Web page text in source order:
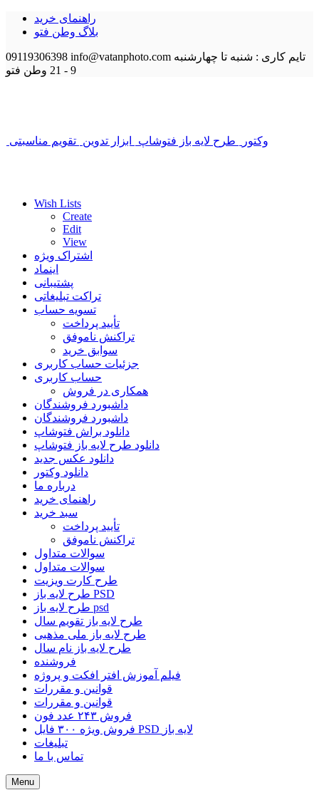
راهنمای خرید
بلاگ وطن فتو
09119306398 info@vatanphoto.com تایم کاری : شنبه تا چهارشنبه
9 - 21
وطن فتو
وکتور طرح لایه باز فتوشاپ ابزار تدوین تقویم مناسبتی
Wish Lists
Create
Edit
View
اشتراک ویژه
اینماد
پشتیبانی
تراکت تبلیغاتی
تسویه حساب
تأیید پرداخت
تراکنش ناموفق
سوابق خرید
جزئیات حساب کاربری
حساب کاربری
همکاری در فروش
داشبورد فروشندگان
داشبورد فروشندگان
دانلود براش فتوشاپ
دانلود طرح لایه باز فتوشاپ
دانلود عکس جدید
دانلود وکتور
درباره ما
راهنمای خرید
سبد خرید
تأیید پرداخت
تراکنش ناموفق
سوالات متداول
سوالات متداول
طرح کارت ویزیت
طرح لایه باز PSD
طرح لایه باز psd
طرح لایه باز تقویم سال
طرح لایه باز ملی مذهبی
طرح لایه باز نام سال
فروشنده
فیلم آموزش افتر افکت و پروژه
قوانین و مقررات
قوانین و مقررات
فروش ۲۴۳ عدد فون
فروش ویژه ۳۰۰ فایل PSD لایه باز
تبلیغات
تماس با ما
Menu